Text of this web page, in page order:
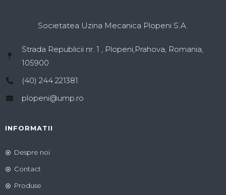
Societatea Uzina Mecanica Plopeni S.A.
Strada Republicii nr. 1 , Plopeni,Prahova, Romania,
105900
(40) 244 221381
plopeni@ump.ro
INFORMATII
Despre noi
Contact
Produse